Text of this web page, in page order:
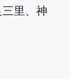
里、神